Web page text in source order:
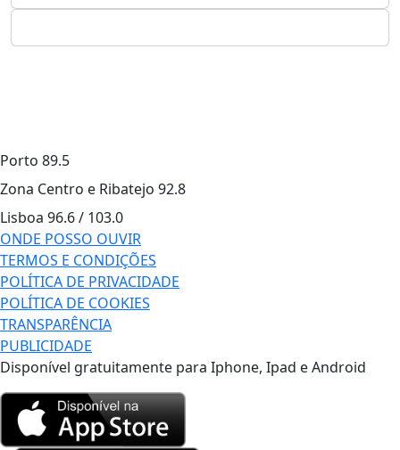
Porto 89.5
Zona Centro e Ribatejo 92.8
Lisboa 96.6 / 103.0
ONDE POSSO OUVIR
TERMOS E CONDIÇÕES
POLÍTICA DE PRIVACIDADE
POLÍTICA DE COOKIES
TRANSPARÊNCIA
PUBLICIDADE
Disponível gratuitamente para Iphone, Ipad e Android